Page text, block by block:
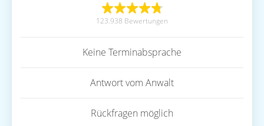
123.938 Bewertungen
Keine Terminabsprache
Antwort vom Anwalt
Rückfragen möglich